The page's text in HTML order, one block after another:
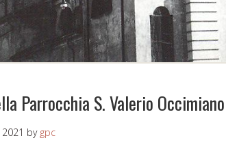
Parrocchia S. Valerio Occimiano
by gpc